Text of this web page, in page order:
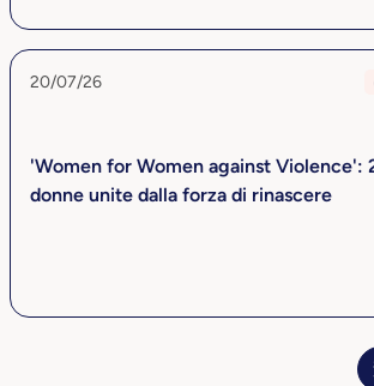
20/07/26
'Women for Women against Violence':
donne unite dalla forza di rinascere